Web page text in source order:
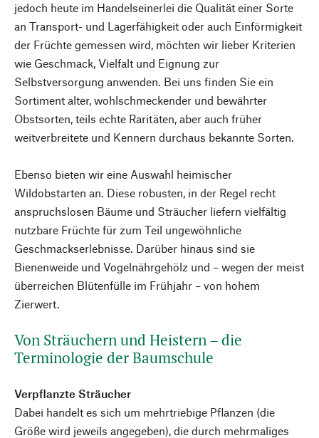
jedoch heute im Handelseinerlei die Qualität einer Sorte
an Transport- und Lagerfähigkeit oder auch Einförmigkeit
der Früchte gemessen wird, möchten wir lieber Kriterien
wie Geschmack, Vielfalt und Eignung zur
Selbstversorgung anwenden. Bei uns finden Sie ein
Sortiment alter, wohlschmeckender und bewährter
Obstsorten, teils echte Raritäten, aber auch früher
weitverbreitete und Kennern durchaus bekannte Sorten.
Ebenso bieten wir eine Auswahl heimischer
Wildobstarten an. Diese robusten, in der Regel recht
anspruchslosen Bäume und Sträucher liefern vielfältig
nutzbare Früchte für zum Teil ungewöhnliche
Geschmackserlebnisse. Darüber hinaus sind sie
Bienenweide und Vogelnährgehölz und – wegen der meist
überreichen Blütenfülle im Frühjahr – von hohem
Zierwert.
Von Sträuchern und Heistern – die
Terminologie der Baumschule
Verpflanzte Sträucher
Dabei handelt es sich um mehrtriebige Pflanzen (die
Größe wird jeweils angegeben), die durch mehrmaliges